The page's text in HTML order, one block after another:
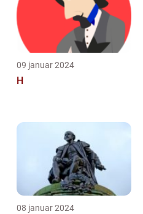
09 januar 2024
H
08 januar 2024